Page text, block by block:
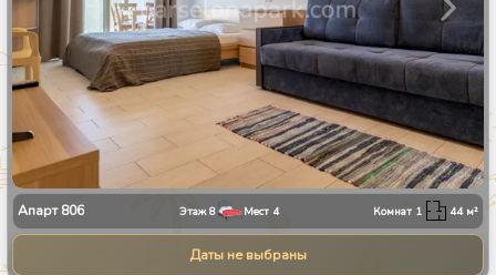
Апарт806 Этаж8 Мест 4 Комнат 1 44м²
Даты не выбраны